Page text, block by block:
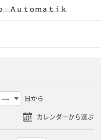
Ａｕｔｏｍａｔｉｋ
日から